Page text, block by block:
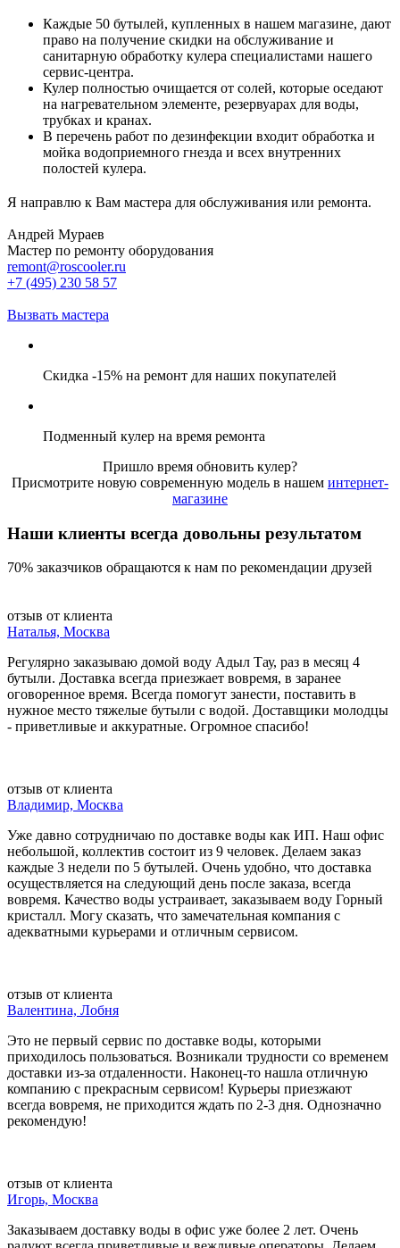
Каждые 50 бутылей, купленных в нашем магазине, дают
право на получение скидки на обслуживание и
санитарную обработку кулера специалистами нашего
сервис-центра.
Кулер полностью очищается от солей, которые оседают
на нагревательном элементе, резервуарах для воды,
трубках и кранах.
В перечень работ по дезинфекции входит обработка и
мойка водоприемного гнезда и всех внутренних
полостей кулера.
Я направлю к Вам мастера для обслуживания или ремонта.
Андрей Мураев
Мастер по ремонту оборудования
remont@roscooler.ru
+7 (495) 230 58 57
Вызвать мастера
Скидка -15% на ремонт для наших покупателей
Подменный кулер на время ремонта
Пришло время обновить кулер?
Присмотрите новую современную модель в нашем интернет-
магазине
Наши клиенты всегда довольны результатом
70% заказчиков обращаются к нам по рекомендации друзей
отзыв от клиента
Наталья, Москва
Регулярно заказываю домой воду Адыл Тау, раз в месяц 4
бутыли. Доставка всегда приезжает вовремя, в заранее
оговоренное время. Всегда помогут занести, поставить в
нужное место тяжелые бутыли с водой. Доставщики молодцы
- приветливые и аккуратные. Огромное спасибо!
отзыв от клиента
Владимир, Москва
Уже давно сотрудничаю по доставке воды как ИП. Наш офис
небольшой, коллектив состоит из 9 человек. Делаем заказ
каждые 3 недели по 5 бутылей. Очень удобно, что доставка
осуществляется на следующий день после заказа, всегда
вовремя. Качество воды устраивает, заказываем воду Горный
кристалл. Могу сказать, что замечательная компания с
адекватными курьерами и отличным сервисом.
отзыв от клиента
Валентина, Лобня
Это не первый сервис по доставке воды, которыми
приходилось пользоваться. Возникали трудности со временем
доставки из-за отдаленности. Наконец-то нашла отличную
компанию с прекрасным сервисом! Курьеры приезжают
всегда вовремя, не приходится ждать по 2-3 дня. Однозначно
рекомендую!
отзыв от клиента
Игорь, Москва
Заказываем доставку воды в офис уже более 2 лет. Очень